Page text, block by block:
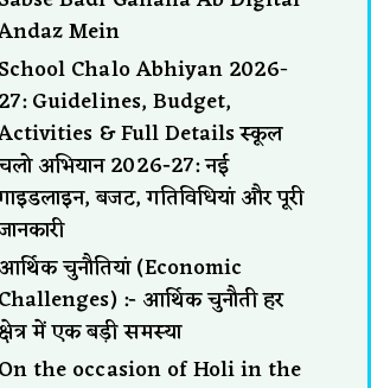
Mein
School Chalo Abhiyan 2026-
27: Guidelines, Budget,
& Full Details स्कूल
अभियान 2026-27: नई
बजट, गतिविधियां और पूरी
आर्थिक चुनौतियां (Economic
Challenges) :- आर्थिक चुनौती हर
क्षेत्र में एक बड़ी समस्या
On the occasion of Holi in the